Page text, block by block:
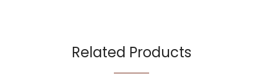
Related Products